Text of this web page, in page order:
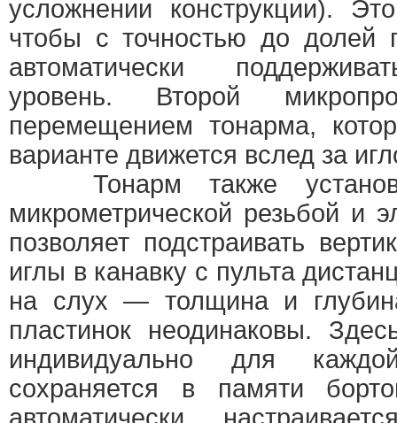
усложнении конструкции).
чтобы с точностью до долей
автоматически
уровень. Второй
перемещением тонарма,
варианте движется вслед за
Тонарм также
микрометрической резьбой и
позволяет подстраивать
иглы в канавку с пульта
на слух — толщина и
пластинок неодинаковы.
индивидуально для
сохраняется в памяти